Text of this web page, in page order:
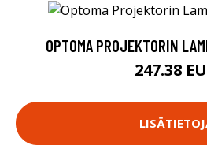
OPTOMA PROJEKTORIN
247.38